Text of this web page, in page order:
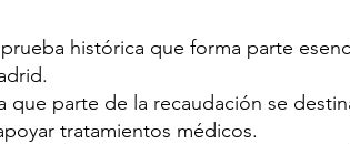
histórica que forma parte
que parte de la recaudación se
tratamientos médicos.